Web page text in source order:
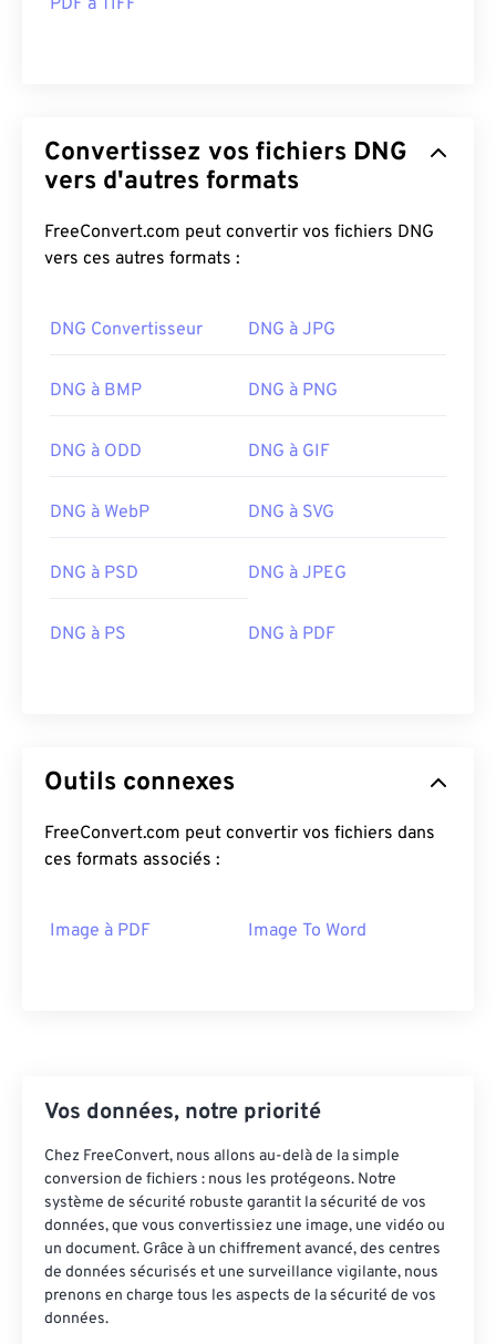
PDF à TIFF
Convertissez vos fichiers DNG
vers d'autres formats
FreeConvert.com peut convertir vos fichiers DNG
vers ces autres formats :
DNG Convertisseur DNG à JPG
DNG à BMP DNG à PNG
DNG à ODD DNG à GIF
DNG à WebP DNG à SVG
DNG à PSD DNG à JPEG
DNG à PS DNG à PDF
Outils connexes
FreeConvert.com peut convertir vos fichiers dans
ces formats associés :
Image à PDF Image To Word
Vos données, notre priorité
Chez FreeConvert, nous allons au-delà de la simple
conversion de fichiers : nous les protégeons. Notre
système de sécurité robuste garantit la sécurité de vos
données, que vous convertissiez une image, une vidéo ou
un document. Grâce à un chiffrement avancé, des centres
de données sécurisés et une surveillance vigilante, nous
prenons en charge tous les aspects de la sécurité de vos
données.